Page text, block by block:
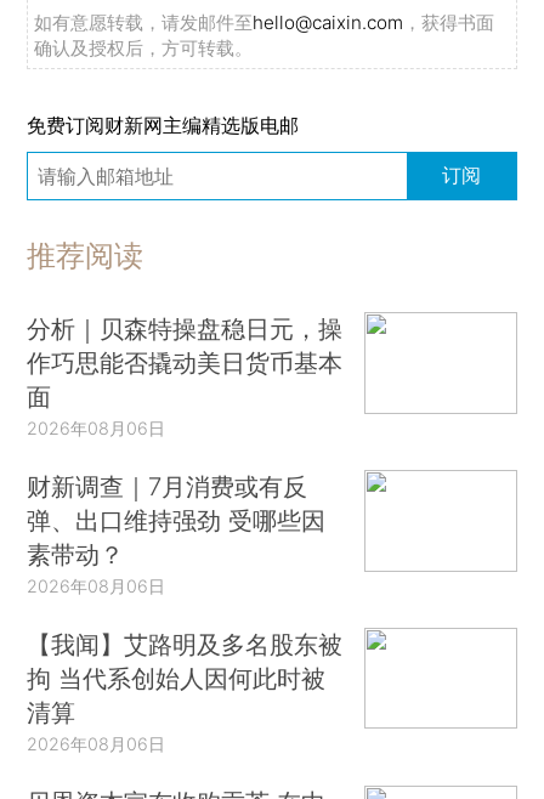
如有意愿转载，请发邮件至hello@caixin.com ，获得书面
确认及授权后，方可转载。
免费订阅财新网主编精选版电邮
订阅
推荐阅读
分析｜贝森特操盘稳日元，操
作巧思能否撬动美日货币基本
面
2026年08月06日
财新调查｜7月消费或有反
弹、出口维持强劲 受哪些因
素带动？
2026年08月06日
【我闻】艾路明及多名股东被
拘 当代系创始人因何此时被
清算
2026年08月06日